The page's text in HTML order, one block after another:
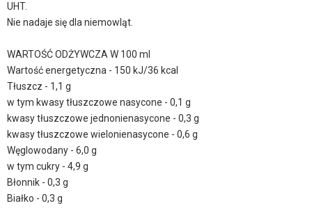
UHT.
Nie nadaje się dla niemowląt.
WARTOŚĆ ODŻYWCZA W 100 ml
Wartość energetyczna - 150 kJ/36 kcal
Tłuszcz - 1,1 g
w tym kwasy tłuszczowe nasycone - 0,1 g
kwasy tłuszczowe jednonienasycone - 0,3 g
kwasy tłuszczowe wielonienasycone - 0,6 g
Węglowodany - 6,0 g
w tym cukry - 4,9 g
Błonnik - 0,3 g
Białko - 0,3 g